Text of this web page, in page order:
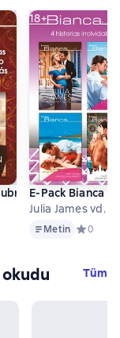
2018
0 на основе 0
18+
E-Pack Bianca
Julia James vd.
MetinMetin Средний
0
okudu Tüm